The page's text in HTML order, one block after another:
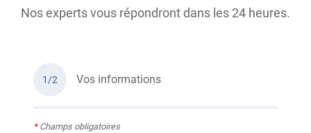
Nos experts vous répondront dans les 24 heures.
1/2 Vos informations
*Champs obligatoires